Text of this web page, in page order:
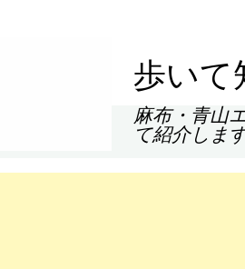
歩いて
麻布・青山
て紹介しま